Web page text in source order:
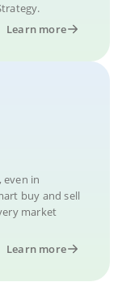
Learn more
even in
buy and sell
market
Learn more